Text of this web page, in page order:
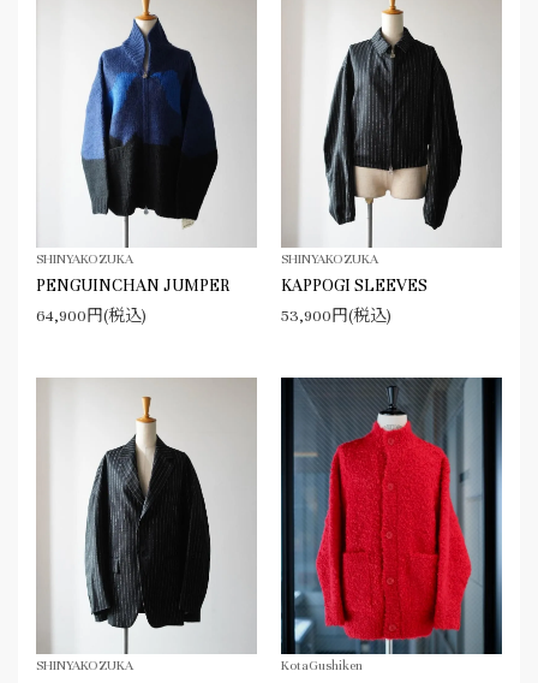
SHINYAKOZUKA
PENGUINCHAN JUMPER
64,900円(税込)
SHINYAKOZUKA
KAPPOGI SLEEVES
53,900円(税込)
SHINYAKOZUKA KotaGushiken